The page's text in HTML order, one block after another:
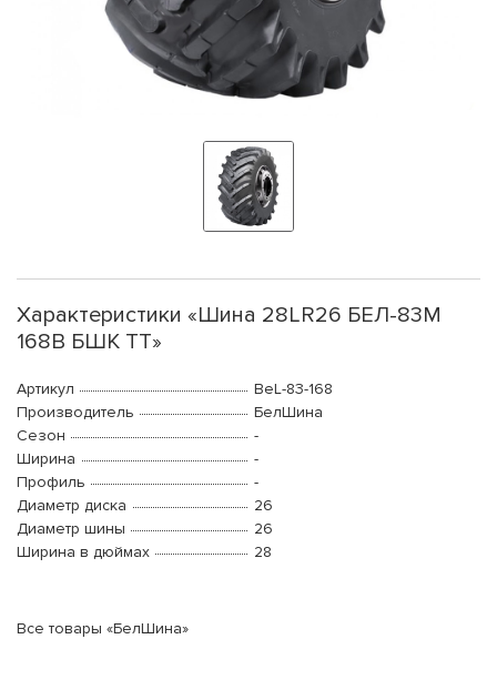
Характеристики «Шина 28LR26 БЕЛ-83M
168B БШК ТТ»
Артикул
BeL-83-168
Производитель
БелШина
Сезон
-
Ширина
-
Профиль
-
Диаметр диска
26
Диаметр шины
26
Ширина в дюймах
28
Все товары «БелШина»